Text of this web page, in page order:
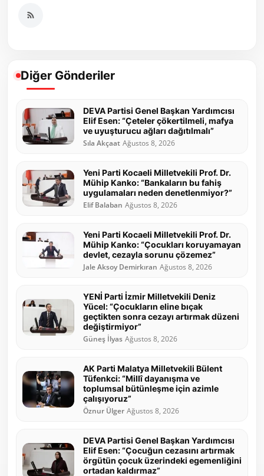
Diğer Gönderiler
DEVA Partisi Genel Başkan Yardımcısı
Elif Esen: “Çeteler çökertilmeli, mafya
ve uyuşturucu ağları dağıtılmalı”
Sıla Akçaat Ağustos 8, 2026
Yeni Parti Kocaeli Milletvekili Prof. Dr.
Mühip Kanko: “Bankaların bu fahiş
uygulamaları neden denetlenmiyor?”
Elif Balaban Ağustos 8, 2026
Yeni Parti Kocaeli Milletvekili Prof. Dr.
Mühip Kanko: “Çocukları koruyamayan
devlet, cezayla sorunu çözemez”
Jale Aksoy Demirkıran Ağustos 8, 2026
YENİ Parti İzmir Milletvekili Deniz
Yücel: “Çocukların eline bıçak
geçtikten sonra cezayı artırmak düzeni
değiştirmiyor”
Güneş İlyas Ağustos 8, 2026
AK Parti Malatya Milletvekili Bülent
Tüfenkci: “Millî dayanışma ve
toplumsal bütünleşme için azimle
çalışıyoruz”
Öznur Ülger Ağustos 8, 2026
DEVA Partisi Genel Başkan Yardımcısı
Elif Esen: “Çocuğun cezasını artırmak
örgütün çocuk üzerindeki egemenliğini
ortadan kaldırmaz”